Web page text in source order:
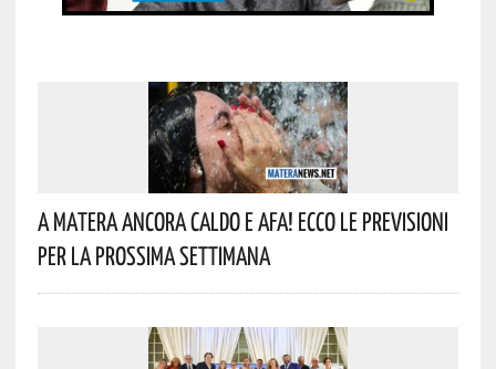
A Matera Ancora Caldo E Afa! Ecco Le Previsioni
Per La Prossima Settimana